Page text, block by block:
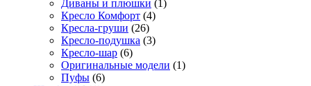
Диваны и плюшки (1)
Кресло Комфорт (4)
Кресла-груши (26)
Кресло-подушка (3)
Кресло-шар (6)
Оригинальные модели (1)
Пуфы (6)